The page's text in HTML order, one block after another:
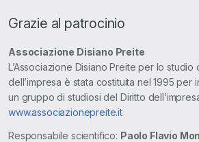
Grazie al patrocinio
Associazione Disiano Preite
L’Associazione Disiano Preite per lo studio
dell’impresa è stata costituita nel 1995 per
un gruppo di studiosi del Diritto
www.associazionepreite.it
Responsabile scientifico: Paolo Flavio